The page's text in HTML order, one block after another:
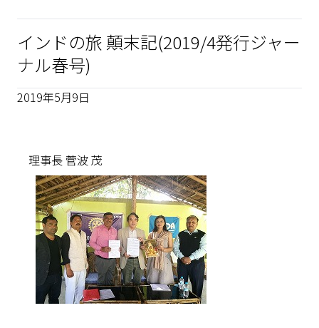
インドの旅 顛末記(2019/4発行ジャー
ナル春号)
2019年5月9日
理事長 菅波 茂